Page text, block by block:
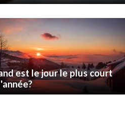
est le jour le plus court